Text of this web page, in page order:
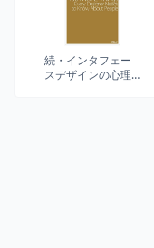
続・インタフェー
スデザインの心理